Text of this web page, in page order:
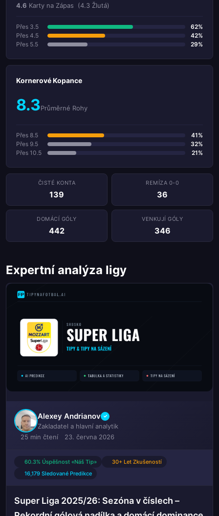
4.6 Karty na Zápas (4.3 Žlutá)
Přes 3.5
62%
Přes 4.5
42%
Přes 5.5
29%
Kornerové Kopance
8.3Průměrné Rohy
Přes 8.5
41%
Přes 9.5
32%
Přes 10.5
21%
ČISTÉ KONTA
139
REMÍZA 0-0
36
DOMÁCÍ GÓLY
442
VENKUJÍ GÓLY
346
Expertní analýza ligy
Alexey Andrianov ✓
Zakladatel a hlavní analytik
25 min čtení
23. června 2026
60.3% Úspěšnost «Náš Tip»
30+ Let Zkušeností
16,179 Sledované Predikce
Super Liga 2025/26: Sezóna v číslech –